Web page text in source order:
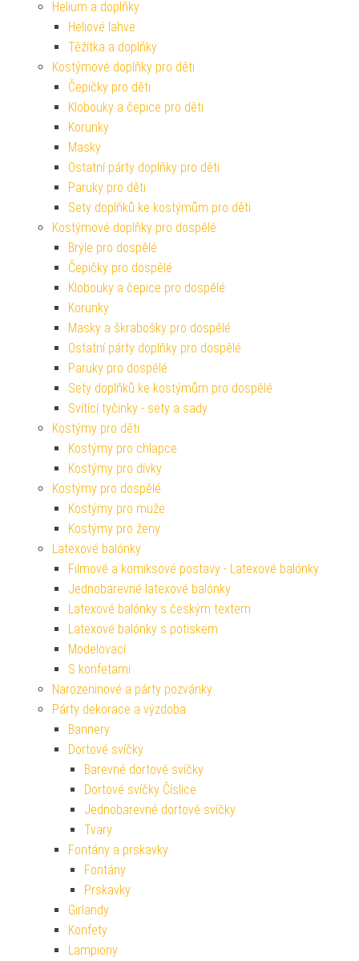
Helium a doplňky
Heliové lahve
Těžítka a doplňky
Kostýmové doplňky pro děti
Čepičky pro děti
Klobouky a čepice pro děti
Korunky
Masky
Ostatní párty doplňky pro děti
Paruky pro děti
Sety doplňků ke kostýmům pro děti
Kostýmové doplňky pro dospělé
Brýle pro dospělé
Čepičky pro dospělé
Klobouky a čepice pro dospělé
Korunky
Masky a škrabošky pro dospělé
Ostatní párty doplňky pro dospělé
Paruky pro dospělé
Sety doplňků ke kostýmům pro dospělé
Svítící tyčinky - sety a sady
Kostýmy pro děti
Kostýmy pro chlapce
Kostýmy pro dívky
Kostýmy pro dospělé
Kostýmy pro muže
Kostýmy pro ženy
Latexové balónky
Filmové a komiksové postavy - Latexové balónky
Jednobarevné latexové balónky
Latexové balónky s českým textem
Latexové balónky s potiskem
Modelovací
S konfetami
Narozeninové a párty pozvánky
Párty dekorace a výzdoba
Bannery
Dortové svíčky
Barevné dortové svíčky
Dortové svíčky Číslice
Jednobarevné dortové svíčky
Tvary
Fontány a prskavky
Fontány
Prskavky
Girlandy
Konfety
Lampiony